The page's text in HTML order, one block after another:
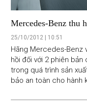
Mercedes-Benz thu
túi khí
25/10/2012 | 10:51
Hãng Mercedes-Benz
hồi đối với 2 phiên bản
trong quá trình sản
bảo an toàn cho hành